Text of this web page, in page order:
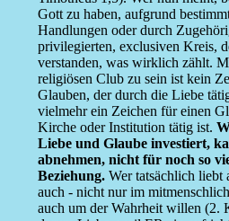
Gott zu haben, aufgrund
Handlungen oder durch
privilegierten, exclusiven Kreis,
verstanden, was wirklich zählt.
religiösen Club zu sein ist kein
Glauben, der durch die Liebe
vielmehr ein Zeichen für einen
Kirche oder Institution tätig ist.
Liebe und Glaube investiert,
abnehmen, nicht für noch so
Beziehung.Wer tatsächlich liebt
auch - nicht nur im
auch um der Wahrheit willen (2.